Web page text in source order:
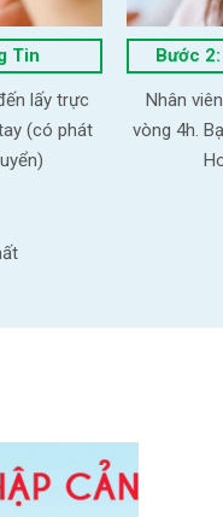
Tin
lấy trực
(có phát
Bước
Nhân
vòng 4h.